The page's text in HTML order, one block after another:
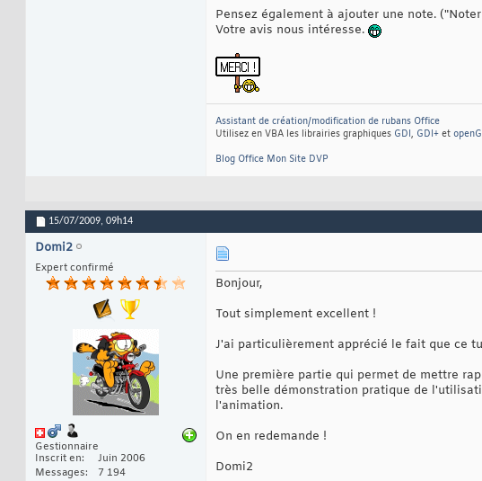
Pensez également à ajouter une note.
Votre avis nous intéresse.
Assistant de création/modification de rubans Office
Utilisez en VBA les librairies graphiques GDI, GDI+ et
Blog Office Mon Site DVP
15/07/2009, 09h14
Domi2
Expert confirmé
Gestionnaire
Inscrit en
Juin 2006
Messages
7 194
Bonjour,
Tout simplement excellent !
J'ai particulièrement apprécié le fait que ce
Une première partie qui permet de mettre
très belle démonstration pratique de
l'animation.
On en redemande !
Domi2